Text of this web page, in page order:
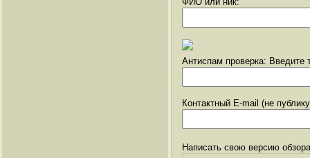
Антиспам проверка: Введите
Контактный E-mail (не
Написать свою версию